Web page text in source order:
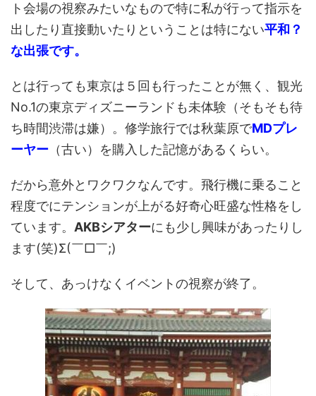
ト会場の視察みたいなもので特に私が行って指示を
出したり直接動いたりということは特にない平和？
な出張です。
とは行っても東京は５回も行ったことが無く、観光
No.1の東京ディズニーランドも未体験（そもそも待
ち時間渋滞は嫌）。修学旅行では秋葉原でMDプレ
ーヤー （古い）を購入した記憶があるくらい。
だから意外とワクワクなんです。飛行機に乗ること
程度でにテンションが上がる好奇心旺盛な性格をし
ています。 AKBシアターにも少し興味があったりし
ます(笑)Σ(￣□￣;)
そして、あっけなくイベントの視察が終了。